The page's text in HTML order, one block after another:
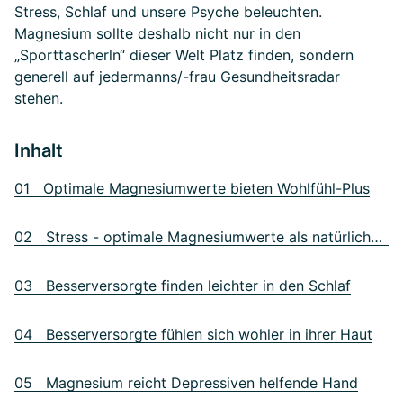
Stress, Schlaf und unsere Psyche beleuchten.
Magnesium sollte deshalb nicht nur in den
„Sporttascherln“ dieser Welt Platz finden, sondern
generell auf jedermanns/-frau Gesundheitsradar
stehen.
Inhalt
01 Optimale Magnesiumwerte bieten Wohlfühl-Plus
02 Stress - optimale Magnesiumwerte als natürlicher Stresskiller
03 Besserversorgte finden leichter in den Schlaf
04 Besserversorgte fühlen sich wohler in ihrer Haut
05 Magnesium reicht Depressiven helfende Hand